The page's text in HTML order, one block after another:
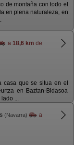
de montaña con todo el
en plena naturaleza, en
a 18,6 km de
casa que se situa en el
en Baztan-Bidasoa
...
(Navarra)
a